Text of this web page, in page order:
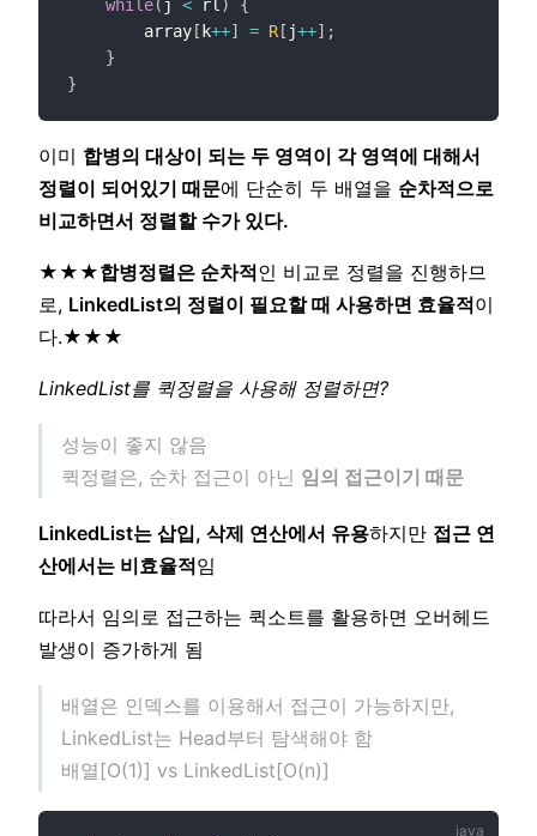
while( j < rl )
{
        array
[k++] = R[ j++] ;
}
}
이미 합병의 대상이 되는 두 영역이 각 영역에 대해서
정렬이 되어있기 때문에 단순히 두 배열을 순차적으로
비교하면서 정렬할 수가 있다.
★★★합병정렬은 순차적인 비교로 정렬을 진행하므
로, LinkedList의 정렬이 필요할 때 사용하면 효율적이
다.★★★
LinkedList를 퀵정렬을 사용해 정렬하면?
성능이 좋지 않음
퀵정렬은, 순차 접근이 아닌 임의 접근이기 때문
LinkedList는 삽입, 삭제 연산에서 유용하지만 접근 연
산에서는 비효율적임
따라서 임의로 접근하는 퀵소트를 활용하면 오버헤드
발생이 증가하게 됨
배열은 인덱스를 이용해서 접근이 가능하지만,
LinkedList는 Head부터 탐색해야 함
배열[O(1)] vs LinkedList[O(n)]